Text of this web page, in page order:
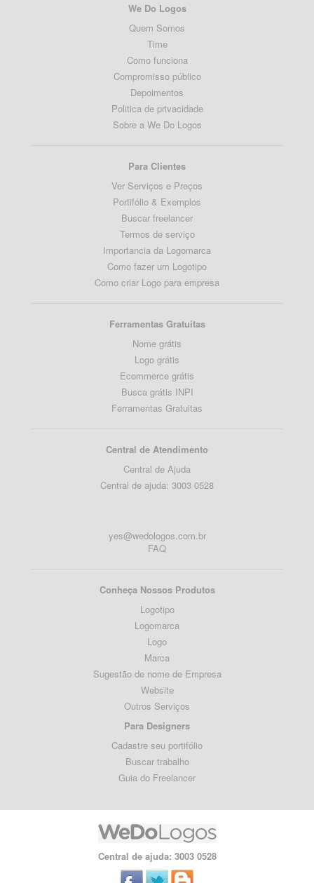
We Do Logos
Quem Somos
Time
Como funciona
Compromisso público
Depoimentos
Politica de privacidade
Sobre a We Do Logos
Para Clientes
Ver Serviços e Preços
Portifólio & Exemplos
Buscar freelancer
Termos de serviço
Importancia da Logomarca
Como fazer um Logotipo
Como criar Logo para empresa
Ferramentas Gratuitas
Nome grátis
Logo grátis
Ecommerce grátis
Busca grátis INPI
Ferramentas Gratuitas
Central de Atendimento
Central de Ajuda
Central de ajuda: 3003 0528
yes@wedologos.com.br
FAQ
Conheça Nossos Produtos
Logotipo
Logomarca
Logo
Marca
Sugestão de nome de Empresa
Website
Outros Serviços
Para Designers
Cadastre seu portifólio
Buscar trabalho
Guia do Freelancer
Central de ajuda: 3003 0528